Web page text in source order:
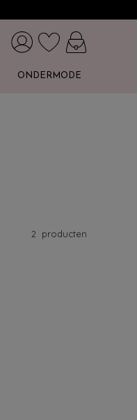
ONDERMODE
2 producten